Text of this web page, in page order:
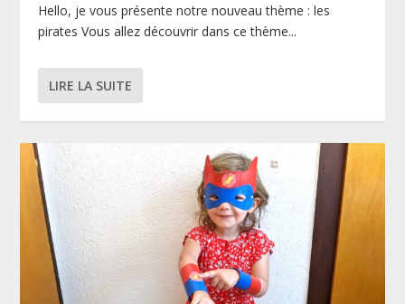
Hello, je vous présente notre nouveau thème : les
pirates Vous allez découvrir dans ce thème...
LIRE LA SUITE